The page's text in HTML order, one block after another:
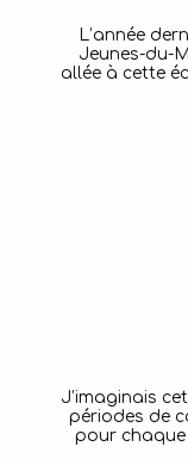
L’année
Jeunes-du-
allée à cette
J’imaginais
périodes de
pour chaque